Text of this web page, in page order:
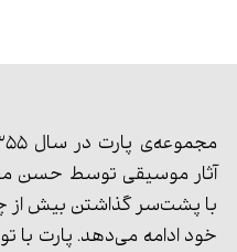
آثار موسیقی توسط حسن
با پشت‌سر گذاشتن بیش از
خود ادامه می‌دهد. پارت با